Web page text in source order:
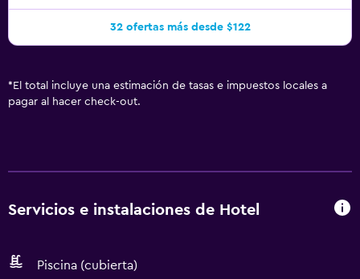
32 ofertas más desde $122
* El total incluye una estimación de tasas e impuestos locales a
pagar al hacer check-out.
Servicios e instalaciones de Hotel
Piscina (cubierta)